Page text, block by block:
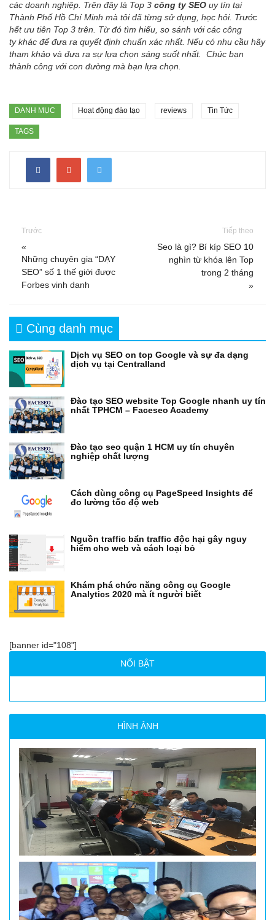
các doanh nghiệp. Trên đây là Top 3 công ty SEO uy tín tại
Thành Phố Hồ Chí Minh mà tôi đã từng sử dụng, học hỏi. Trước
hết ưu tiên Top 3 trên. Từ đó tìm hiểu, so sánh với các công
ty khác để đưa ra quyết định chuẩn xác nhất. Nếu có nhu cầu hãy
tham khảo và đưa ra sự lựa chọn sáng suốt nhất. Chúc bạn
thành công với con đường mà bạn lựa chọn.
DANH MỤC Hoạt động đào tạo reviews Tin Tức
TAGS
Trước
«
Những chuyên gia “DẠY
SEO” số 1 thế giới được
Forbes vinh danh
Tiếp theo
Seo là gì? Bí kíp SEO 10
nghìn từ khóa lên Top
trong 2 tháng
»
Cùng danh mục
Dịch vụ SEO on top Google và sự đa dạng
dịch vụ tại Centralland
Đào tạo SEO website Top Google nhanh uy tín
nhất TPHCM – Faceseo Academy
Đào tạo seo quận 1 HCM uy tín chuyên
nghiệp chất lượng
Cách dùng công cụ PageSpeed Insights để
đo lường tốc độ web
Nguồn traffic bẩn traffic độc hại gây nguy
hiểm cho web và cách loại bỏ
Khám phá chức năng công cụ Google
Analytics 2020 mà ít người biết
[banner id="108"]
NỔI BẬT
HÌNH ẢNH